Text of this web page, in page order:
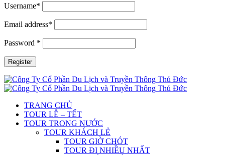
Username*
Email address*
Password *
TRANG CHỦ
TOUR LỄ – TẾT
TOUR TRONG NƯỚC
TOUR KHÁCH LẺ
TOUR GIỜ CHÓT
TOUR ĐI NHIỀU NHẤT